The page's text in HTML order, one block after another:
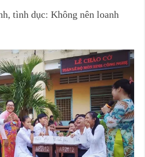
tình dục: Không nên loanh